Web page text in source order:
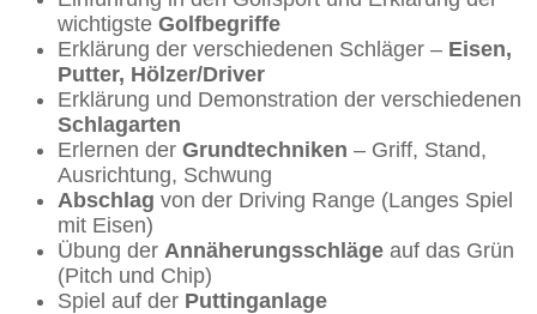
wichtigste Golfbegriffe
Erklärung der verschiedenen Schläger – Eisen,
Putter, Hölzer/Driver
Erklärung und Demonstration der verschiedenen
Schlagarten
Erlernen der Grundtechniken – Griff, Stand,
Ausrichtung, Schwung
Abschlag von der Driving Range (Langes Spiel
mit Eisen)
Übung der Annäherungsschläge auf das Grün
(Pitch und Chip)
Spiel auf der Puttinganlage